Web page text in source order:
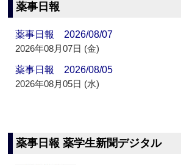
薬事日報
薬事日報 2026/08/07
2026年08月07日 (金)
薬事日報 2026/08/05
2026年08月05日 (水)
薬事日報 薬学生新聞デジタル